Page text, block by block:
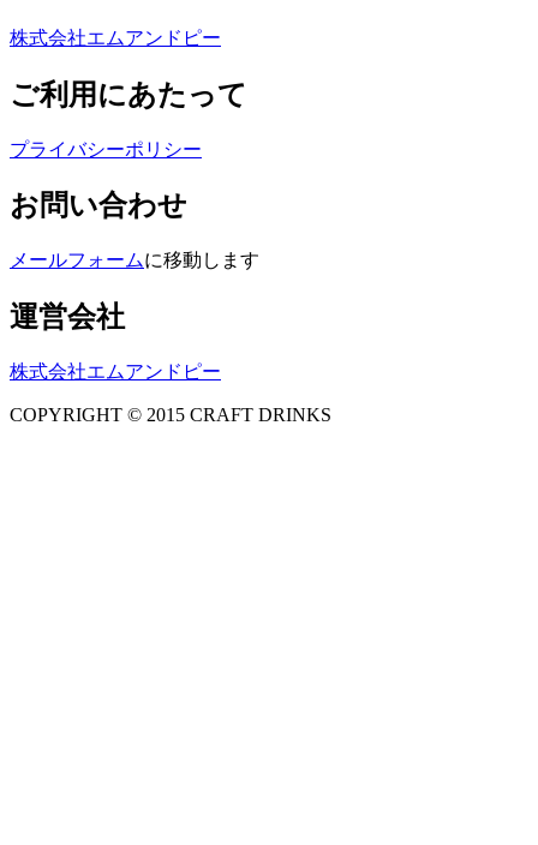
株式会社エムアンドピー
ご利用にあたって
プライバシーポリシー
お問い合わせ
メールフォームに移動します
運営会社
株式会社エムアンドピー
COPYRIGHT © 2015 CRAFT DRINKS